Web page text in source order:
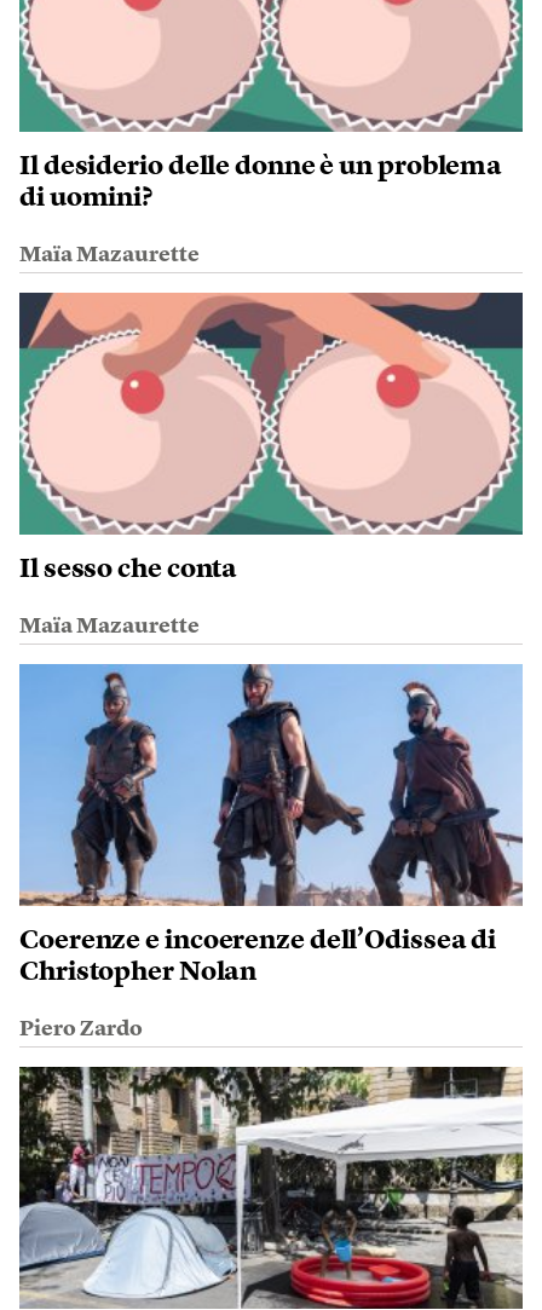
Il desiderio delle donne è un problema
di uomini?
Maïa Mazaurette
Il sesso che conta
Maïa Mazaurette
Coerenze e incoerenze dell’Odissea di
Christopher Nolan
Piero Zardo